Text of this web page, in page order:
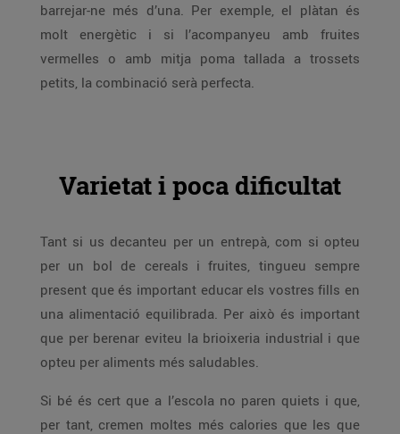
barrejar-ne més d’una. Per exemple, el plàtan és
molt energètic i si l’acompanyeu amb fruites
vermelles o amb mitja poma tallada a trossets
petits, la combinació serà perfecta.
Varietat i poca dificultat
Tant si us decanteu per un entrepà, com si opteu
per un bol de cereals i fruites, tingueu sempre
present que és important educar els vostres fills en
una alimentació equilibrada. Per això és important
que per berenar eviteu la brioixeria industrial i que
opteu per aliments més saludables.
Si bé és cert que a l’escola no paren quiets i que,
per tant, cremen moltes més calories que les que